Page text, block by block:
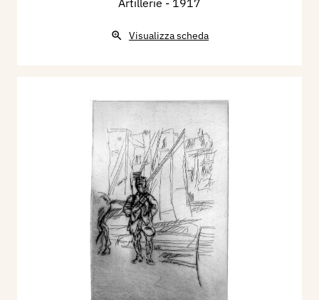
Artillerie - 1917
Visualizza scheda